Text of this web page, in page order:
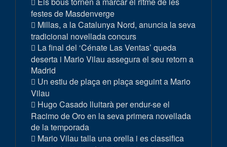
festes de Masdenverge
Millas, a la Catalunya Nord, anuncia la seva
tradicional novellada concurs
La final del ‘Cénate Las Ventas’ queda
deserta i Mario Vilau assegura el seu retorn a
Madrid
Un estiu de plaça en plaça seguint a Mario
Vilau
Hugo Casado lluitarà per endur-se el
Racimo de Oro en la seva primera novellada
de la temporada
Mario Vilau talla una orella i es classifica